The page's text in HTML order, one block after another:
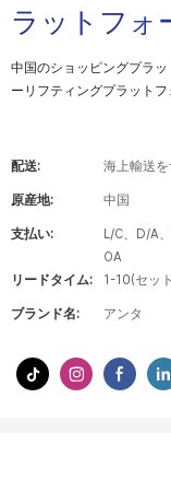
ラットフォ
中国のショッピングプラ
ーリフティングプラットフ
配送: 海上輸送を
原産地: 中国
支払い:
L/C、D/A
OA
リードタイム:
1-10(セッ
ブランド名: アンタ